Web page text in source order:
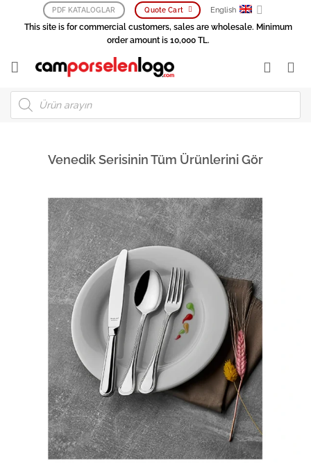
PDF KATALOGLAR Quote Cart English
This site is for commercial customers, sales are wholesale. Minimum
order amount is 10,000 TL.
Products
search
Venedik Serisinin Tüm Ürünlerini Gör